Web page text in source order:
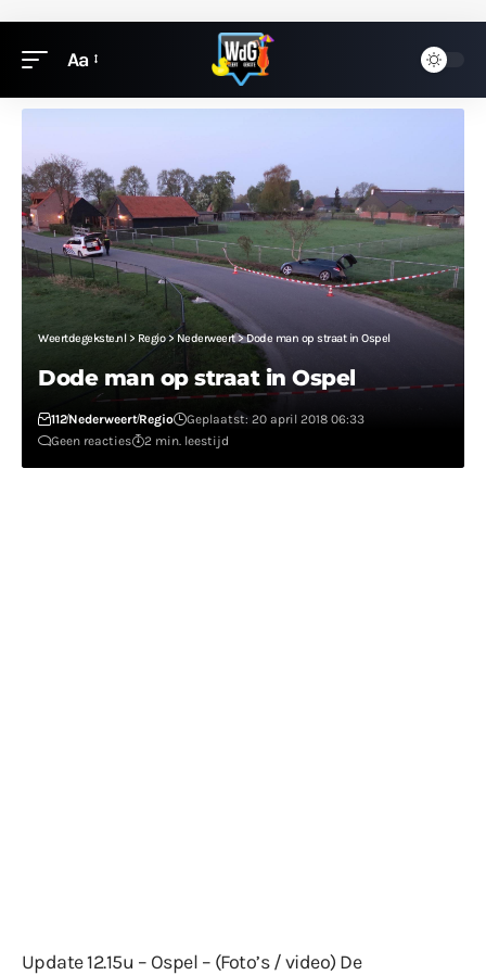
Aa
Weertdegekste.nl> Regio> Nederweert>Dode man op straat in Ospel
Dode man op straat in Ospel
112NederweertRegio
Geplaatst: 20 april 2018 06:33
Geen reacties
2 min. leestijd
Update 12.15u – Ospel – (Foto’s / video) De